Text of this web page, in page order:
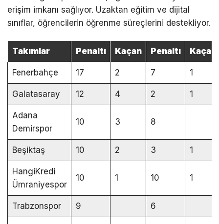
erişim imkanı sağlıyor. Uzaktan eğitim ve dijital
sınıflar, öğrencilerin öğrenme süreçlerini destekliyor.
Takımlar Penaltı Kaçan Penaltı Kaçan
Fenerbahçe 17 2 7 1
Galatasaray 12 4 2 1
Adana
Demirspor
10 3 8
Beşiktaş 10 2 3 1
HangiKredi
Ümraniyespor
10 1 10 1
Trabzonspor 9 6